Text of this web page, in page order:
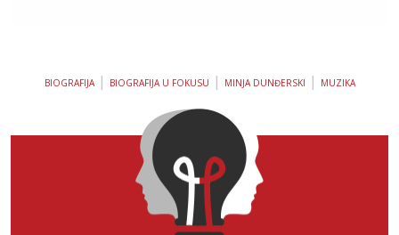
BIOGRAFIJA| BIOGRAFIJA U FOKUSU | MINJA DUNĐERSKI | MUZIKA